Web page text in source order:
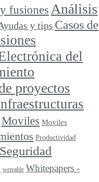
fusionesAnálisis
y tips Casos de
del
proyectos
Moviles Moviles
Productividad
Seguridad
wereable Whitepapers -